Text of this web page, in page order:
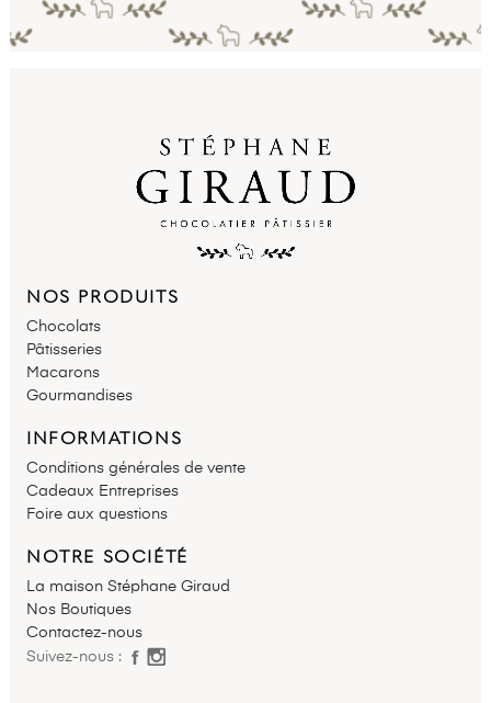
NOS PRODUITS
Chocolats
Pâtisseries
Macarons
Gourmandises
INFORMATIONS
Conditions générales de vente
Cadeaux Entreprises
Foire aux questions
NOTRE SOCIÉTÉ
La maison Stéphane Giraud
Nos Boutiques
Contactez-nous
Suivez-nous :